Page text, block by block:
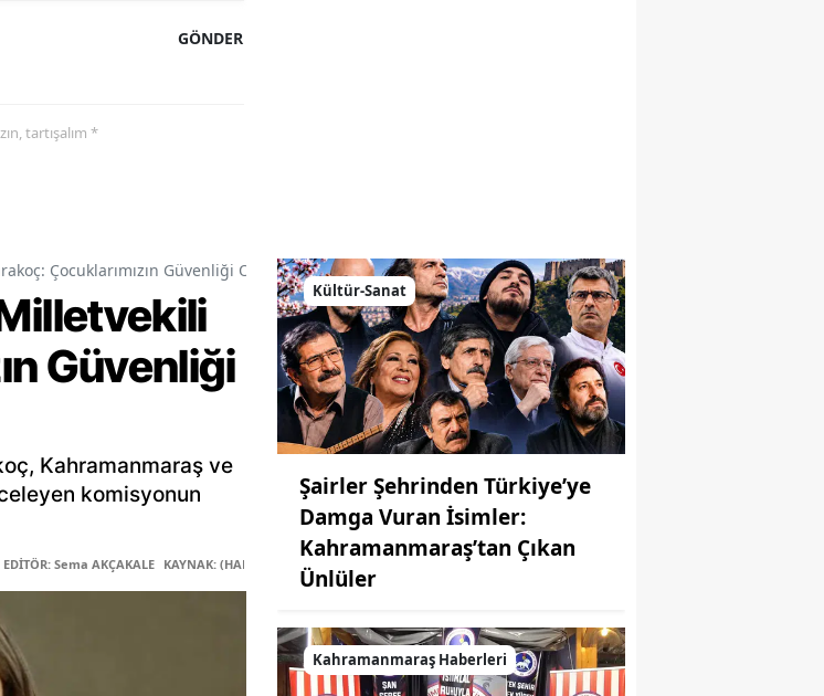
GÖNDER
tartışalım *
Çocuklarımızın Güvenliği Ortak Vazifemiz
Güvenliği
Kahramanmaraş ve
komisyonun
EDİTÖR: Sema AKÇAKALE KAYNAK: (HABER MERKEZİ) MUHABİR: Elife Karaarslan
Kültür-Sanat
Şairler Şehrinden Türkiye’ye
Damga Vuran İsimler:
Kahramanmaraş’tan Çıkan
Ünlüler
Kahramanmaraş Haberleri